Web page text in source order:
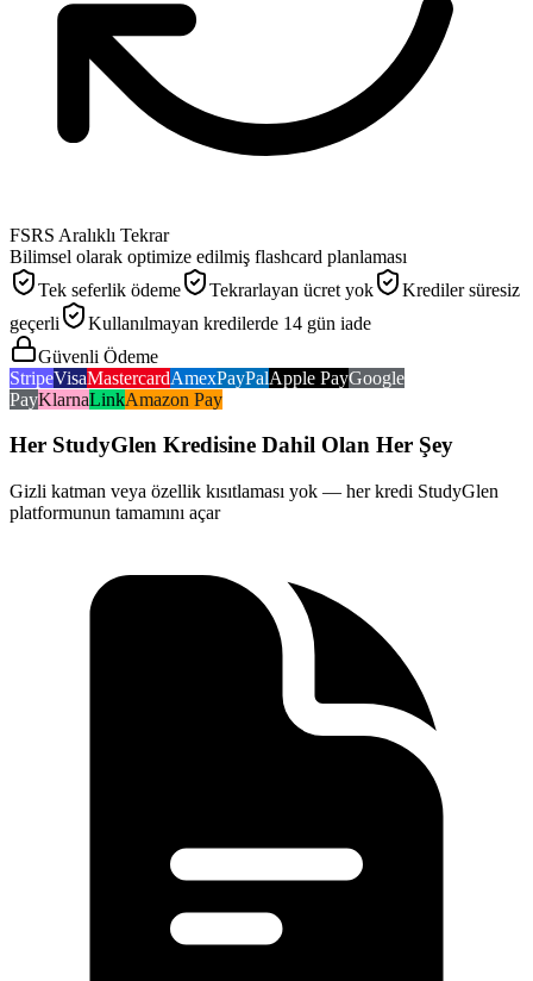
FSRS Aralıklı Tekrar
Bilimsel olarak optimize edilmiş flashcard planlaması
Tek seferlik ödeme
Tekrarlayan ücret yok
Krediler süresiz
geçerli
Kullanılmayan kredilerde 14 gün iade
Güvenli Ödeme
StripeVisaMastercardAmexPayPalApple PayGoogle
PayKlarnaLinkAmazon Pay
Her StudyGlen Kredisine Dahil Olan Her Şey
Gizli katman veya özellik kısıtlaması yok — her kredi StudyGlen
platformunun tamamını açar